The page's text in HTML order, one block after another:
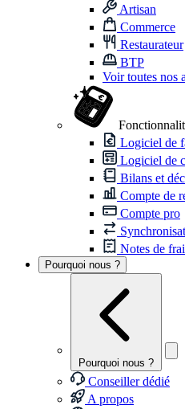
Artisan
Commerce
Restaurateur
BTP
Voir toutes nos
Logiciel de
Logiciel de
Bilans et
Compte de
Compte pro
Notes de
Pourquoi nous ?
Pourquoi nous ?
Conseiller dédié
A propos